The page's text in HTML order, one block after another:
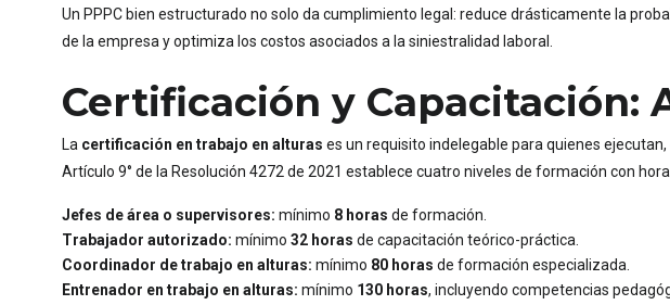
Un PPPC bien estructurado no solo da cumplimiento legal: reduce drásticamente la
de la empresa y optimiza los costos asociados a la siniestralidad laboral.
Certificación y Capacitación:
La certificación en trabajo en alturas es un requisito indelegable para quienes
Artículo 9° de la Resolución 4272 de 2021 establece cuatro niveles de formación con
Jefes de área o supervisores: mínimo 8 horas de formación.
Trabajador autorizado: mínimo 32 horas de capacitación teórico-práctica.
Coordinador de trabajo en alturas: mínimo 80 horas de formación especializada.
Entrenador en trabajo en alturas: mínimo 130 horas, incluyendo competencias